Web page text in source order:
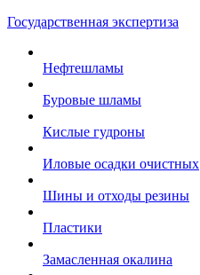
Государственная экспертиза
Нефтешламы
Буровые шламы
Кислые гудроны
Иловые осадки очистных
Шины и отходы резины
Пластики
Замасленная окалина